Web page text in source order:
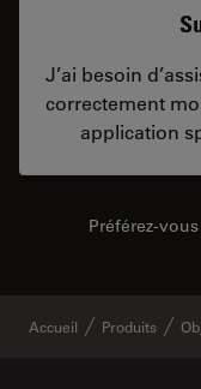
J’ai besoin
correctement
application
Préférez-
Accueil Produits